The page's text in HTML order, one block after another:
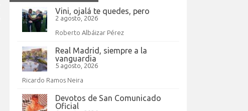
Vini, ojalá te quedes, pero
2 agosto, 2026
Roberto Albáizar Pérez
Real Madrid, siempre a la
vanguardia
5 agosto, 2026
Ricardo Ramos Neira
Devotos de San Comunicado
Oficial